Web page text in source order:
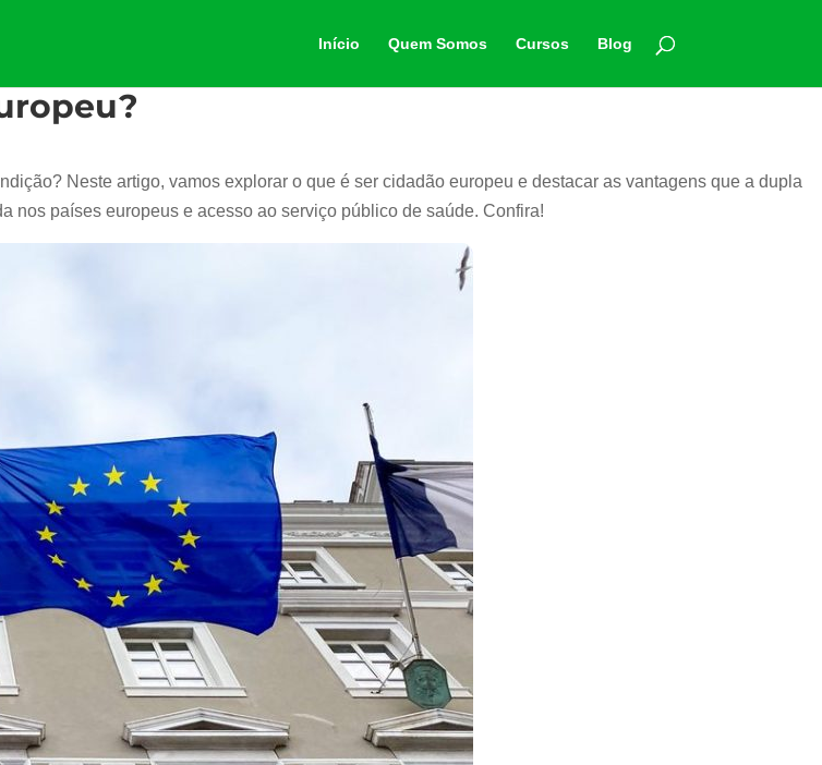
Início Quem Somos Cursos Blog
Neste artigo, vamos explorar o que é ser cidadão europeu e destacar as vantagens que a dupla
nos países europeus e acesso ao serviço público de saúde. Confira!